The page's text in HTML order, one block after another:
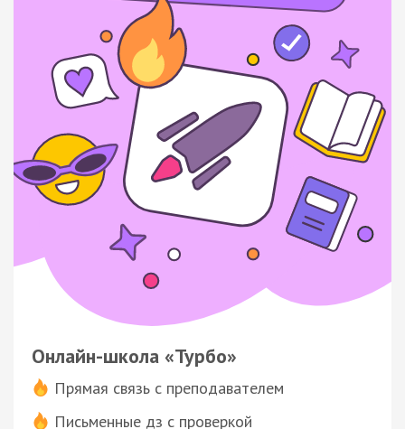
Онлайн-школа «Турбо»
Прямая связь с преподавателем
Письменные дз с проверкой